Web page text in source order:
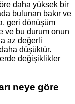
daha yüksek bir
bulunan bakır ve
geri dönüşüm
ve bu durum onun
az değerli
düşüktür.
değişiklikler
neye göre